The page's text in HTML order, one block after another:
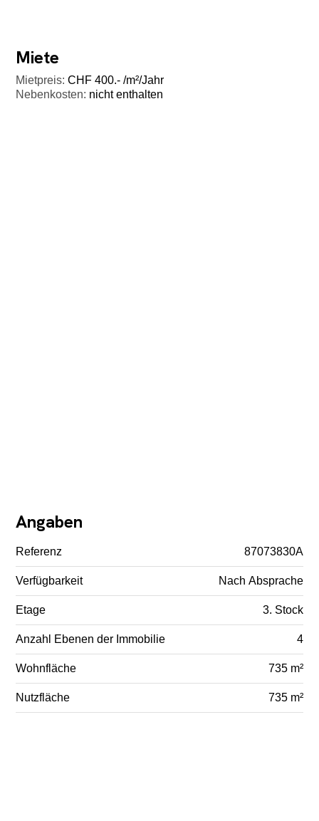
Miete
Mietpreis: CHF 400.- /m²/Jahr
Nebenkosten: nicht enthalten
Angaben
Referenz 87073830A
Verfügbarkeit Nach Absprache
Etage 3. Stock
Anzahl Ebenen der Immobilie 4
Wohnfläche 735 m²
Nutzfläche 735 m²